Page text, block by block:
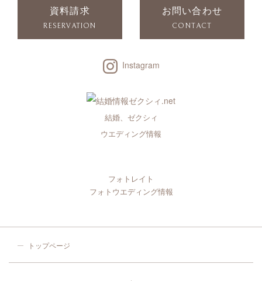
資料請求
RESERVATION
お問い合わせ
CONTACT
Instagram
結婚、ゼクシィ
ウエディング情報
フォトレイト
フォトウエディング情報
トップページ